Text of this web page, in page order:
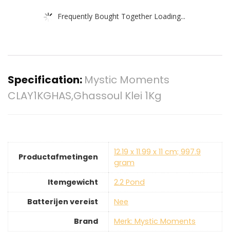
Frequently Bought Together Loading...
Specification: Mystic Moments
CLAY1KGHAS,Ghassoul Klei 1Kg
Productafmetingen
‎12.19 x 11.99 x 11 cm; 997.9
gram
Itemgewicht
‎2.2 Pond
Batterijen vereist
‎Nee
Brand
Merk: Mystic Moments